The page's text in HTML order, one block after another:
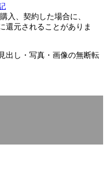
入、契約した場合に、
還元されることがありま
出し・写真・画像の無断転